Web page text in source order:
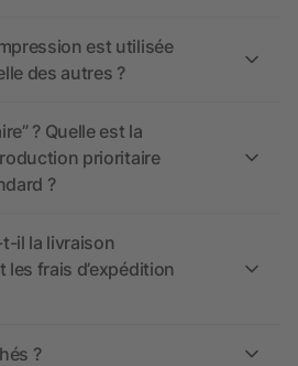
est utilisée
des autres ?
? Quelle est la
prioritaire
?
il la livraison
les frais d’expédition
?